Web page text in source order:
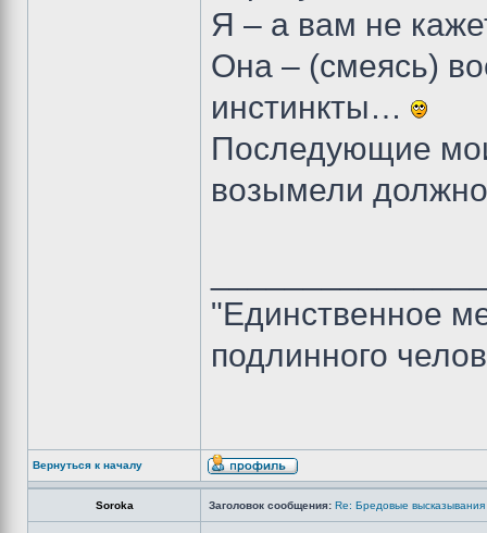
Я – а вам не
Она – (смеясь)
инстинкты…
Последующие
возымели
"Единственное
подлинного
Вернуться к началу
Soroka Заголовок сообщения: Re: Бредовые